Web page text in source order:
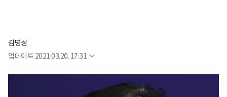
김명성
업데이트 2021.03.20. 17:31